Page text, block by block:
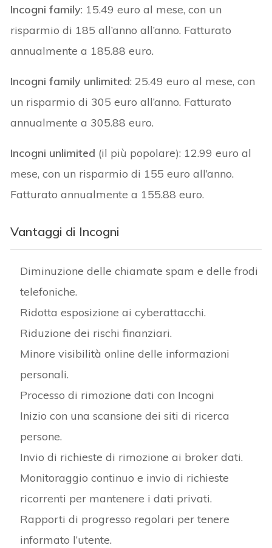
Incogni family: 15.49 euro al mese, con un
risparmio di 185 all’anno all’anno. Fatturato
annualmente a 185.88 euro.
Incogni family unlimited: 25.49 euro al mese, con
un risparmio di 305 euro all’anno. Fatturato
annualmente a 305.88 euro.
Incogni unlimited (il più popolare): 12.99 euro al
mese, con un risparmio di 155 euro all’anno.
Fatturato annualmente a 155.88 euro.
Vantaggi di Incogni
Diminuzione delle chiamate spam e delle frodi
telefoniche.
Ridotta esposizione ai cyberattacchi.
Riduzione dei rischi finanziari.
Minore visibilità online delle informazioni
personali.
Processo di rimozione dati con Incogni
Inizio con una scansione dei siti di ricerca
persone.
Invio di richieste di rimozione ai broker dati.
Monitoraggio continuo e invio di richieste
ricorrenti per mantenere i dati privati.
Rapporti di progresso regolari per tenere
informato l’utente.